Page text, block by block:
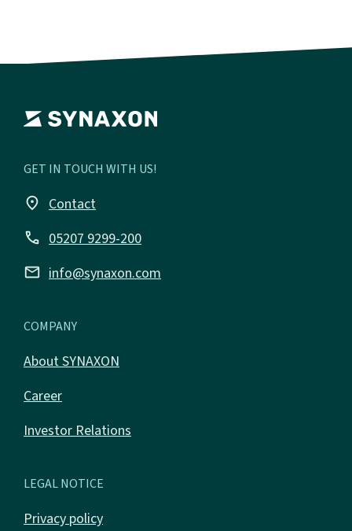
GET IN TOUCH WITH US!
place Contact
call 05207 9299-200
email info@synaxon.com
COMPANY
About SYNAXON
Career
Investor Relations
LEGAL NOTICE
Privacy policy